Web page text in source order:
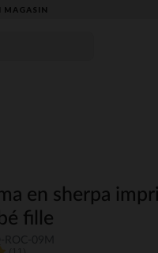
MAGASIN​
en sherpa
fille